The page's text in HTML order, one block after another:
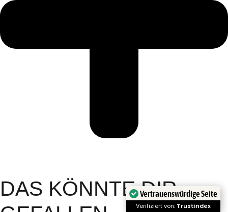
DAS KÖNNTE DIRVertrauenswürdige Seite
Verifiziert von: Trustindex